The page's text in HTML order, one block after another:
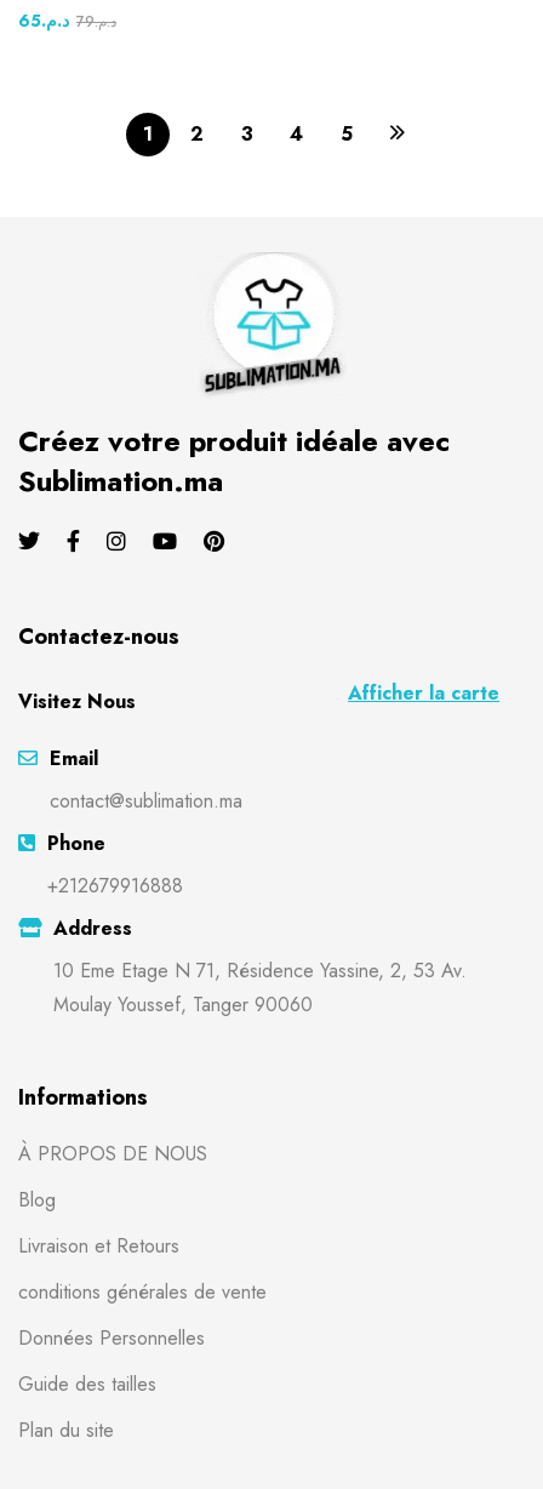
د.م.65 د.م.79
1 2 3 4 5
Créez votre produit idéale avec
Sublimation.ma
Contactez-nous
Visitez Nous Afficher la carte
Email
contact@sublimation.ma
Phone
+212679916888
Address
10 Eme Etage N 71, Résidence Yassine, 2, 53 Av.
Moulay Youssef, Tanger 90060
Informations
À PROPOS DE NOUS
Blog
Livraison et Retours
conditions générales de vente
Données Personnelles
Guide des tailles
Plan du site